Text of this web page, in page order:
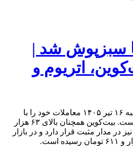
سبزپوش شد |
اتریوم و
بازار رمزارزها امروز سه‌شنبه ۱۶ تیر ۱۴۰۵ معاملات خود را با
برتری خریداران آغاز کرده است. بیت‌کوین همچنان بالای ۶۳ هزار
در مدار مثبت قرار دارد و در بازار